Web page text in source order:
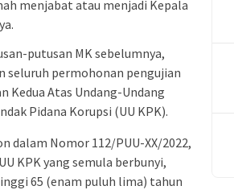
menjabat atau menjadi Kepala
putusan MK sebelumnya,
seluruh permohonan pengujian
Kedua Atas Undang-Undang
Pidana Korupsi (UU KPK).
dalam Nomor 112/PUU-XX/2022,
KPK yang semula berbunyi,
65 (enam puluh lima) tahun